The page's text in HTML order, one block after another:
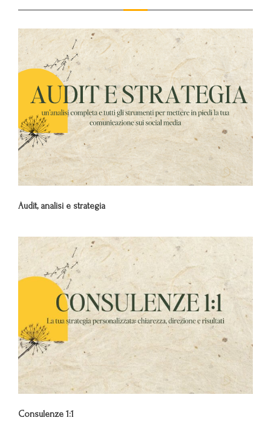
Audit, analisi e strategia
Consulenze 1:1